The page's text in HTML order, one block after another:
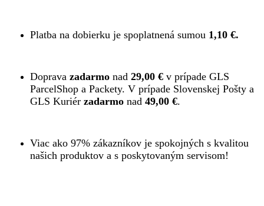
Platba na dobierku je spoplatnená sumou 1,10 €.
Doprava zadarmo nad 29,00 € v prípade GLS
ParcelShop a Packety. V prípade Slovenskej Pošty a
GLS Kuriér zadarmo nad 49,00 €.
Viac ako 97% zákazníkov je spokojných s kvalitou
našich produktov a s poskytovaným servisom!